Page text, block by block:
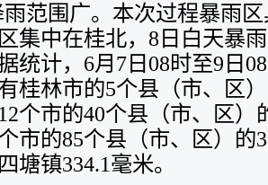
雨范围广。本次过程暴雨
集中在桂北，8日白天暴
统计，6月7日08时至9日
桂林市的5个县（市、区
个市的40个县（市、区）
市的85个县（市、区）的
塘镇334.1毫米。